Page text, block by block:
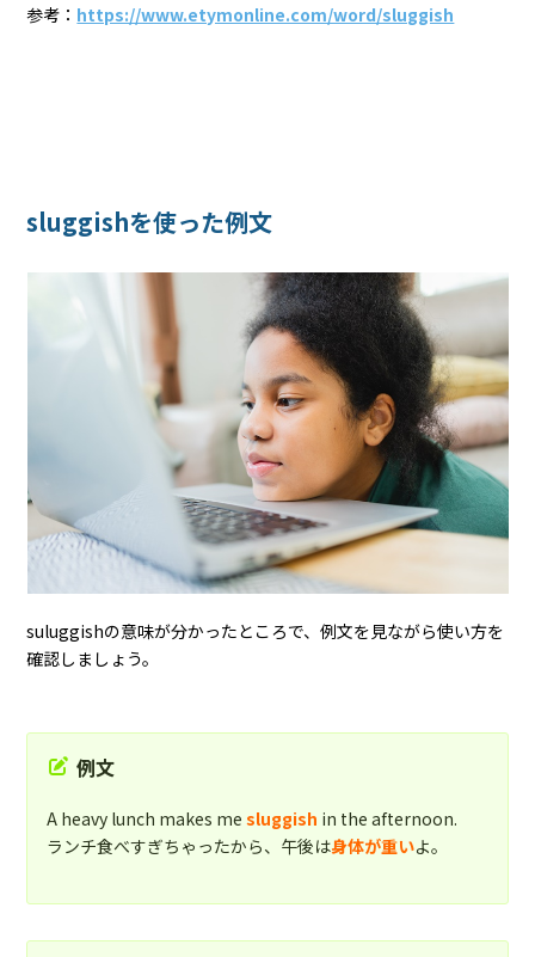
参考： https://www.etymonline.com/word/sluggish
sluggishを使った例文
suluggishの意味が分かったところで、例文を見ながら使い方を
確認しましょう。
例文
A heavy lunch makes mesluggish in the afternoon.
ランチ食べすぎちゃったから、午後は身体が重いよ。